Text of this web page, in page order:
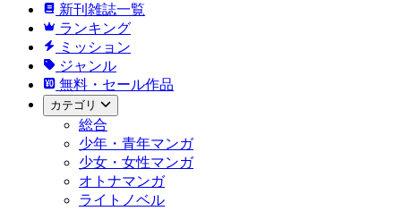
新刊雑誌一覧
ランキング
ミッション
ジャンル
無料・セール作品
カテゴリ
総合
少年・青年マンガ
少女・女性マンガ
オトナマンガ
ライトノベル